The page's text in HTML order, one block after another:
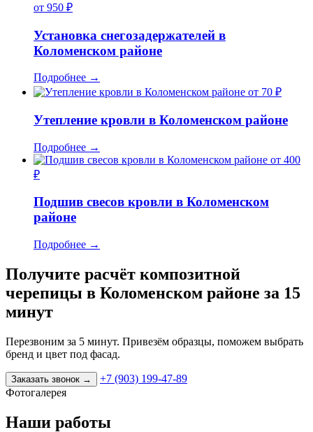
от 950 ₽
Установка снегозадержателей в
Коломенском районе
Подробнее →
от 70 ₽
Утепление кровли в Коломенском районе
Подробнее →
от 400
₽
Подшив свесов кровли в Коломенском
районе
Подробнее →
Получите расчёт композитной
черепицы в Коломенском районе за 15
минут
Перезвоним за 5 минут. Привезём образцы, поможем выбрать
бренд и цвет под фасад.
Заказать звонок →
+7 (903) 199-47-89
Фотогалерея
Наши работы